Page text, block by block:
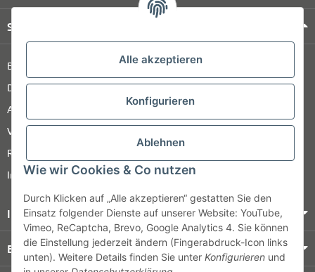
Alle akzeptieren
Konfigurieren
Ablehnen
Wie wir Cookies & Co nutzen
Durch Klicken auf „Alle akzeptieren“ gestatten Sie den
Einsatz folgender Dienste auf unserer Website: YouTube,
Vimeo, ReCaptcha, Brevo, Google Analytics 4. Sie können
die Einstellung jederzeit ändern (Fingerabdruck-Icon links
unten). Weitere Details finden Sie unter Konfigurieren und
Shop Service
Barrierefreiheitserklärung
Datenschutz
AGB
Versandinformationen
Retour
Impressum
Informationen
Bezahlung & Versand